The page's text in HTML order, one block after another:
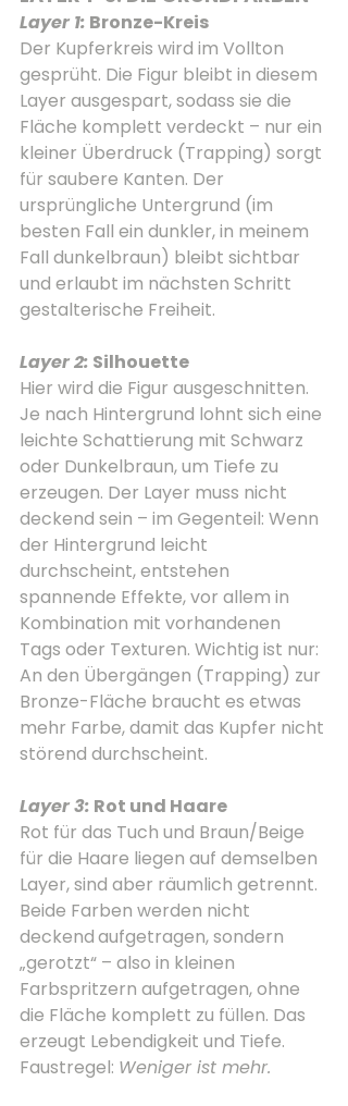
Layer 1: Bronze-Kreis
Der Kupferkreis wird im Vollton
gesprüht. Die Figur bleibt in diesem
Layer ausgespart, sodass sie die
Fläche komplett verdeckt – nur ein
kleiner Überdruck (Trapping) sorgt
für saubere Kanten. Der
ursprüngliche Untergrund (im
besten Fall ein dunkler, in meinem
Fall dunkelbraun) bleibt sichtbar
und erlaubt im nächsten Schritt
gestalterische Freiheit.
Layer 2: Silhouette
Hier wird die Figur ausgeschnitten.
Je nach Hintergrund lohnt sich eine
leichte Schattierung mit Schwarz
oder Dunkelbraun, um Tiefe zu
erzeugen. Der Layer muss nicht
deckend sein – im Gegenteil: Wenn
der Hintergrund leicht
durchscheint, entstehen
spannende Effekte, vor allem in
Kombination mit vorhandenen
Tags oder Texturen. Wichtig ist nur:
An den Übergängen (Trapping) zur
Bronze-Fläche braucht es etwas
mehr Farbe, damit das Kupfer nicht
störend durchscheint.
Layer 3: Rot und Haare
Rot für das Tuch und Braun/Beige
für die Haare liegen auf demselben
Layer, sind aber räumlich getrennt.
Beide Farben werden nicht
deckendaufgetragen, sondern
„gerotzt“ – also in kleinen
Farbspritzern aufgetragen, ohne
die Fläche komplett zu füllen. Das
erzeugt Lebendigkeit und Tiefe.
Faustregel: Weniger ist mehr.